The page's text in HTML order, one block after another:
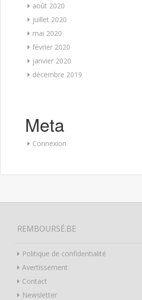
août 2020
juillet 2020
mai 2020
février 2020
janvier 2020
décembre 2019
Meta
Connexion
REMBOURSÉ.BE
Politique de confidentialité
Avertissement
Contact
Newsletter